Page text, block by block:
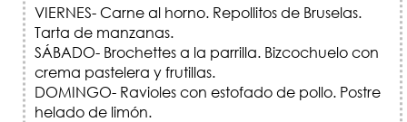
VIERNES- Carne al horno. Repollitos de Bruselas.
Tarta de manzanas.
SÁBADO- Brochettes a la parrilla. Bizcochuelo con
crema pastelera y frutillas.
DOMINGO- Ravioles con estofado de pollo. Postre
helado de limón.